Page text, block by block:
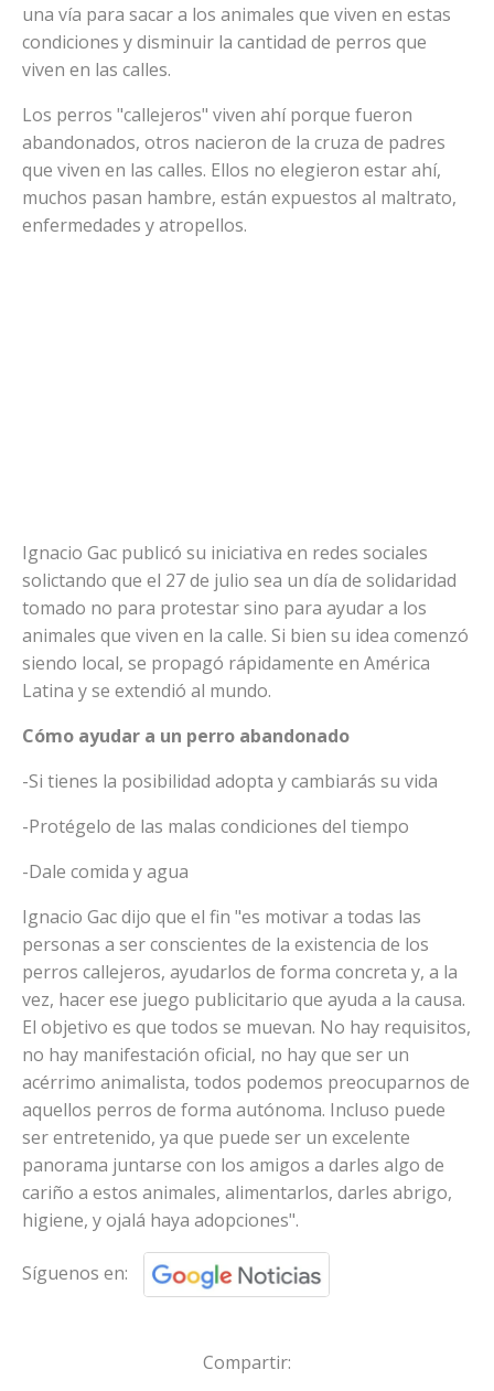
una vía para sacar a los animales que viven en estas
condiciones y disminuir la cantidad de perros que
viven en las calles.
Los perros "callejeros" viven ahí porque fueron
abandonados, otros nacieron de la cruza de padres
que viven en las calles. Ellos no elegieron estar ahí,
muchos pasan hambre, están expuestos al maltrato,
enfermedades y atropellos.
Ignacio Gac publicó su iniciativa en redes sociales
solictando que el 27 de julio sea un día de solidaridad
tomado no para protestar sino para ayudar a los
animales que viven en la calle. Si bien su idea comenzó
siendo local, se propagó rápidamente en América
Latina y se extendió al mundo.
Cómo ayudar a un perro abandonado
-Si tienes la posibilidad adopta y cambiarás su vida
-Protégelo de las malas condiciones del tiempo
-Dale comida y agua
Ignacio Gac dijo que el fin "es motivar a todas las
personas a ser conscientes de la existencia de los
perros callejeros, ayudarlos de forma concreta y, a la
vez, hacer ese juego publicitario que ayuda a la causa.
El objetivo es que todos se muevan. No hay requisitos,
no hay manifestación oficial, no hay que ser un
acérrimo animalista, todos podemos preocuparnos de
aquellos perros de forma autónoma. Incluso puede
ser entretenido, ya que puede ser un excelente
panorama juntarse con los amigos a darles algo de
cariño a estos animales, alimentarlos, darles abrigo,
higiene, y ojalá haya adopciones".
Síguenos en:
Compartir: